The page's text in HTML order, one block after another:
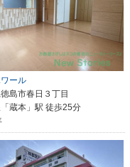
ール
島市春日３丁目
蔵本」駅 徒歩25分